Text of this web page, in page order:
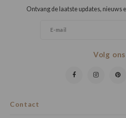
Contact
Ontvang de laatste updates, nieuws
Volg ons